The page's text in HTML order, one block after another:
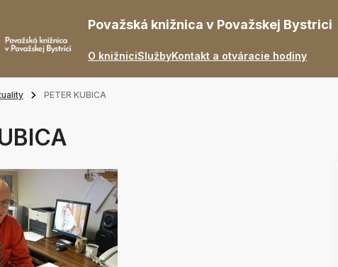
Považská knižnica v Považskej Bystrici
O knižniciSlužbyKontakt a otváracie hodiny
PETER KUBICA